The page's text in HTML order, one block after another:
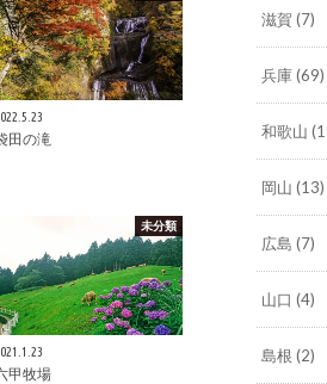
田の滝
未分類
甲牧場
滋賀 (7)
兵庫(69)
和歌山
岡山 (13)
広島 (7)
山口 (4)
島根 (2)